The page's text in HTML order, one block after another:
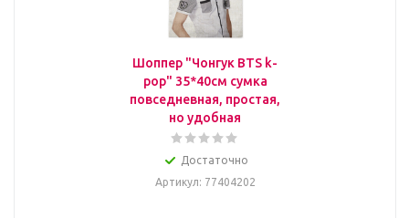
Шоппер "Чонгук BTS k-
pop" 35*40см сумка
повседневная, простая,
но удобная
Достаточно
Артикул: 77404202